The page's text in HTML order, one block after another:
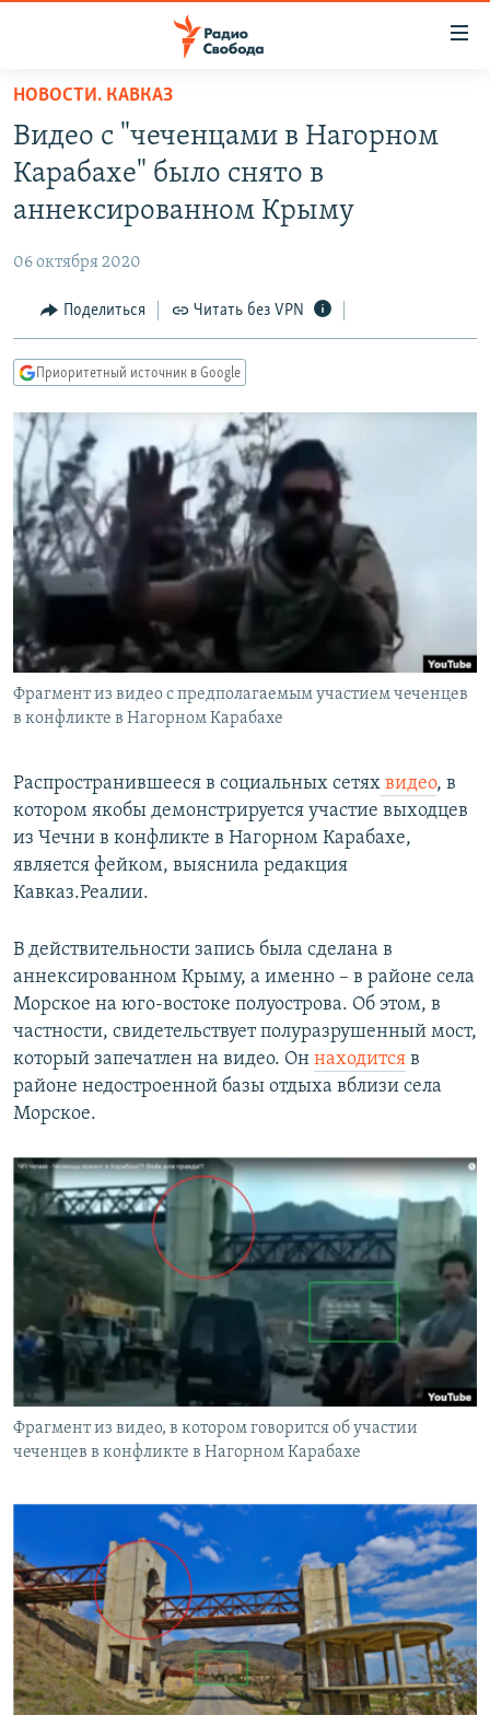
упрощенного
доступа
Вернуться
основному
Вернутся
Вернутся
поиску
ПРОГРАММЫ
ПОДКАСТЫ
АВТОРСКИЕ ПРОЕКТЫ
МНЕНИЯ
КУЛЬТУРА
КАВКАЗ.РЕАЛИИ
СЕВЕР.РЕАЛИИ
СИБИРЬ.РЕАЛИИ
РАСПИСАНИЕ ВЕЩАНИЯ
ПОДПИШИТЕСЬ НА РАССЫЛКУ
НОВОСТИ. КАВКАЗ
Видео с "чеченцами в Нагорном
Карабахе" было снято в
аннексированном Крыму
06 октября 2020
Поделиться Читать без VPN
Приоритетный источник в Google
Фрагмент из видео с предполагаемым участием чеченцев
в конфликте в Нагорном Карабахе
Распространившееся в социальных сетях видео, в
котором якобы демонстрируется участие выходцев
из Чечни в конфликте в Нагорном Карабахе,
является фейком, выяснила редакция
Кавказ.Реалии.
В действительности запись была сделана в
аннексированном Крыму, а именно – в районе села
Морское на юго-востоке полуострова. Об этом, в
частности, свидетельствует полуразрушенный мост,
который запечатлен на видео. Он находится в
районе недостроенной базы отдыха вблизи села
Морское.
Фрагмент из видео, в котором говорится об участии
чеченцев в конфликте в Нагорном Карабахе